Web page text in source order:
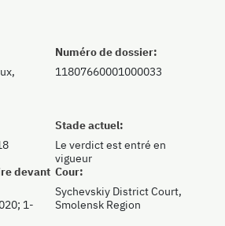
Numéro de dossier:
11807660001000033
Stade actuel:
Le verdict est entré en
vigueur
devant
1-
Cour:
Sychevskiy District Court,
Smolensk Region